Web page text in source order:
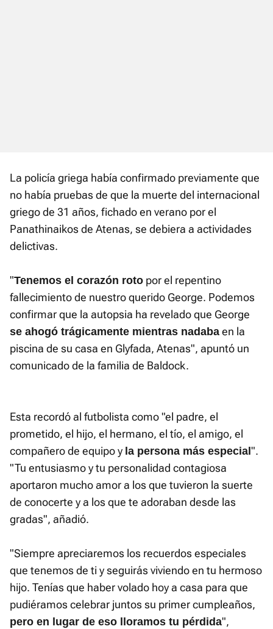
La policía griega había confirmado previamente que
no había pruebas de que la muerte del internacional
griego de 31 años, fichado en verano por el
Panathinaikos de Atenas, se debiera a actividades
delictivas.
"Tenemos el corazón roto por el repentino
fallecimiento de nuestro querido George. Podemos
confirmar que la autopsia ha revelado que George
se ahogó trágicamente mientras nadaba en la
piscina de su casa en Glyfada, Atenas", apuntó un
comunicado de la familia de Baldock.
Esta recordó al futbolista como "el padre, el
prometido, el hijo, el hermano, el tío, el amigo, el
compañero de equipo y la persona más especial ".
"Tu entusiasmo y tu personalidad contagiosa
aportaron mucho amor a los que tuvieron la suerte
de conocerte y a los que te adoraban desde las
gradas", añadió.
"Siempre apreciaremos los recuerdos especiales
que tenemos de ti y seguirás viviendo en tu hermoso
hijo. Tenías que haber volado hoy a casa para que
pudiéramos celebrar juntos su primer cumpleaños,
pero en lugar de eso lloramos tu pérdida",